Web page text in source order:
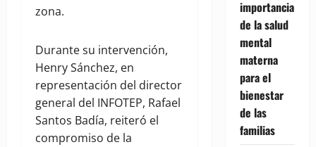
zona.
Durante su intervención,
Henry Sánchez, en
representación del director
general del INFOTEP, Rafael
Santos Badía, reiteró el
compromiso de la
importancia
de la salud
mental
materna
para el
bienestar
de las
familias